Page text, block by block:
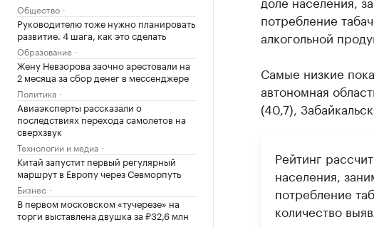
Общество
Руководителю тоже нужно планировать
развитие. 4 шага, как это сделать
Образование
Жену Невзорова заочно арестовали на
2 месяца за сбор денег в мессенджере
Политика
Авиаэксперты рассказали о
последствиях перехода самолетов на
сверхзвук
Технологии и медиа
Китай запустит первый регулярный
маршрут в Европу через Севморпуть
Бизнес
В первом московском «тучерезе» на
торги выставлена двушка за ₽32,6 млн
потребление
алкогольной
Самые низкие
автономная
(40,7),
Рейтинг
населения,
потребление
количество